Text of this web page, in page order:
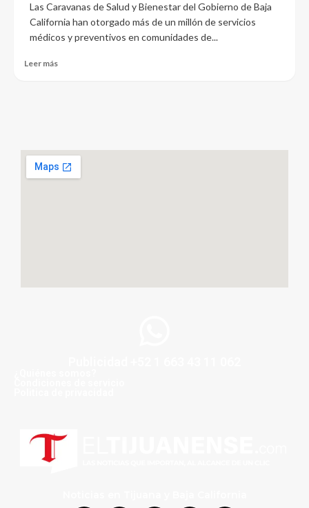
Las Caravanas de Salud y Bienestar del Gobierno de Baja
California han otorgado más de un millón de servicios
médicos y preventivos en comunidades de...
Leer más